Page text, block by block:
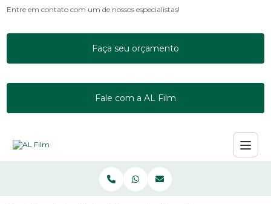
Entre em contato com um de nossos especialistas!
Faça seu orçamento
Fale com a AL Film